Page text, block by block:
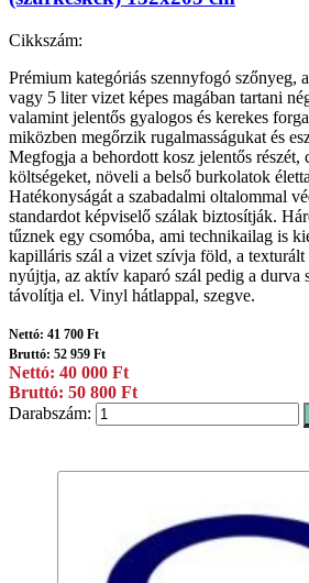
Cikkszám:
Prémium kategóriás szennyfogó szőnyeg,
vagy 5 liter vizet képes magában tartani
valamint jelentős gyalogos és kerekes
miközben megőrzik rugalmasságukat és
Megfogja a behordott kosz jelentős részét,
költségeket, növeli a belső burkolatok
Hatékonyságát a szabadalmi oltalommal
standardot képviselő szálak biztosítják.
tűznek egy csomóba, ami technikailag is
kapilláris szál a vizet szívja föld, a texturált
nyújtja, az aktív kaparó szál pedig a durva
távolítja el. Vinyl hátlappal, szegve.
Nettó: 41 700 Ft
Bruttó: 52 959 Ft
Nettó: 40 000 Ft
Bruttó: 50 800 Ft
Darabszám: